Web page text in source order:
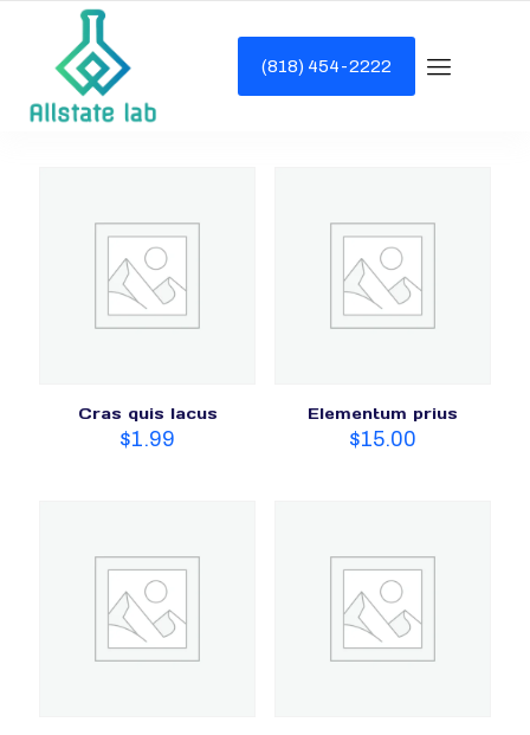
(818) 454-2222
Cras quis lacus
$1.99
Elementum prius
$15.00